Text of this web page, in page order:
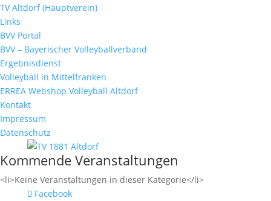
TV Altdorf (Hauptverein)
Links
BVV Portal
BVV – Bayerischer Volleyballverband
Ergebnisdienst
Volleyball in Mittelfranken
ERREA Webshop Volleyball Altdorf
Kontakt
Impressum
Datenschutz
Kommende Veranstaltungen
<li>Keine Veranstaltungen in dieser Kategorie</li>
Facebook